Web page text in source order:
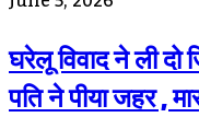
घरेलू विवाद ने ली दो
पति ने पीया जहर ,